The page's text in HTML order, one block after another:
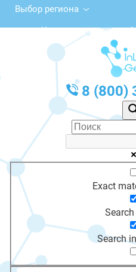
Выбор региона
Комсомольская ул.,
с 10:00
График работы:
8 (800)
Exact
Search